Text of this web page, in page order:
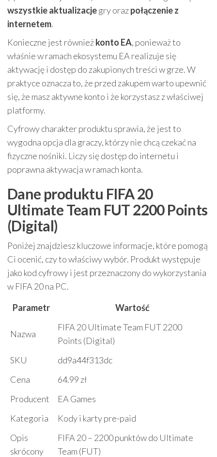
wszystkie aktualizacjegry orazpołączenie z
internetem.
Konieczne jest równieżkonto EA, ponieważ to
właśnie w ramach ekosystemu EA realizuje się
aktywację i dostęp do zakupionych treści w grze. W
praktyce oznacza to, że przed zakupem warto upewnić
się, że masz aktywne konto i że korzystasz z właściwej
platformy.
Cyfrowy charakter produktu sprawia, że jest to
wygodna opcja dla graczy, którzy nie chcą czekać na
fizyczne nośniki. Liczy się dostęp do internetu i
poprawna aktywacja w ramach konta.
Dane produktu FIFA 20
Ultimate Team FUT 2200 Points
(Digital)
Poniżej znajdziesz kluczowe informacje, które pomogą
Ci ocenić, czy to właściwy wybór. Produkt występuje
jako kod cyfrowy i jest przeznaczony do wykorzystania
w FIFA 20 na PC.
Parametr
Wartość
Nazwa
FIFA 20 Ultimate Team FUT 2200
Points (Digital)
SKU
dd9a44f313dc
Cena
64.99 zł
Producent
EA Games
Kategoria
Kody i karty pre-paid
Opis
skrócony
FIFA 20 – 2200 punktów do Ultimate
Team (FUT)